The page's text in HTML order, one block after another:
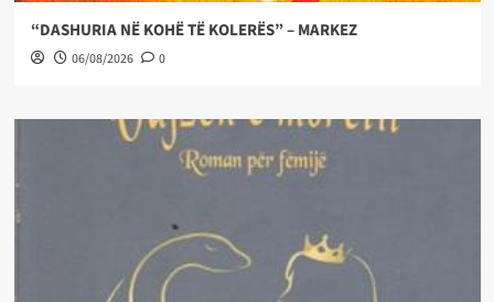
“DASHURIA NË KOHË TË KOLERËS” – MARKEZ
06/08/2026 0